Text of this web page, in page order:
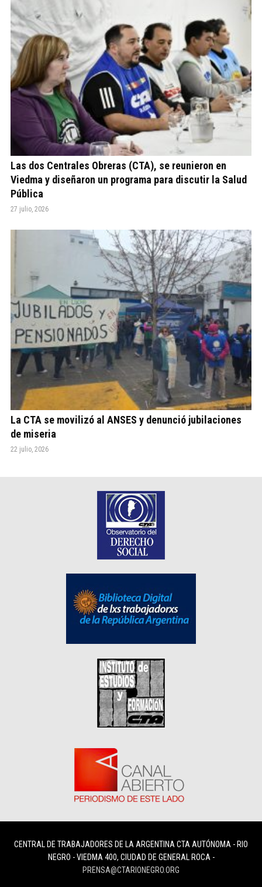
Las dos Centrales Obreras (CTA), se reunieron en
Viedma y diseñaron un programa para discutir la Salud
Pública
27 julio, 2026
La CTA se movilizó al ANSES y denunció jubilaciones
de miseria
22 julio, 2026
CENTRAL DE TRABAJADORES DE LA ARGENTINA CTA AUTÓNOMA - RIO
NEGRO - VIEDMA 400, CIUDAD DE GENERAL ROCA -
PRENSA@CTARIONEGRO.ORG